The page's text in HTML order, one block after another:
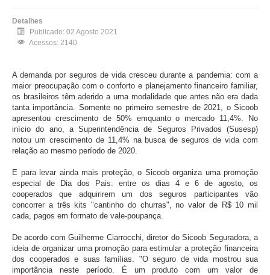
Detalhes
Publicado: 02 Agosto 2021
Acessos: 2140
A demanda por seguros de vida cresceu durante a pandemia: com a
maior preocupação com o conforto e planejamento financeiro familiar,
os brasileiros têm aderido a uma modalidade que antes não era dada
tanta importância. Somente no primeiro semestre de 2021, o Sicoob
apresentou crescimento de 50% emquanto o mercado 11,4%. No
início do ano, a Superintendência de Seguros Privados (Susesp)
notou um crescimento de 11,4% na busca de seguros de vida com
relação ao mesmo período de 2020.
E para levar ainda mais proteção, o Sicoob organiza uma promoção
especial de Dia dos Pais: entre os dias 4 e 6 de agosto, os
cooperados que adquirirem um dos seguros participantes vão
concorrer a três kits "cantinho do churras", no valor de R$ 10 mil
cada, pagos em formato de vale-poupança.
De acordo com Guilherme Ciarrocchi, diretor do Sicoob Seguradora, a
ideia de organizar uma promoção para estimular a proteção financeira
dos cooperados e suas famílias. "O seguro de vida mostrou sua
importância neste período. É um produto com um valor de